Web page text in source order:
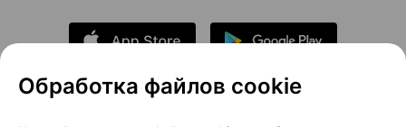
Обработка файлов cookie